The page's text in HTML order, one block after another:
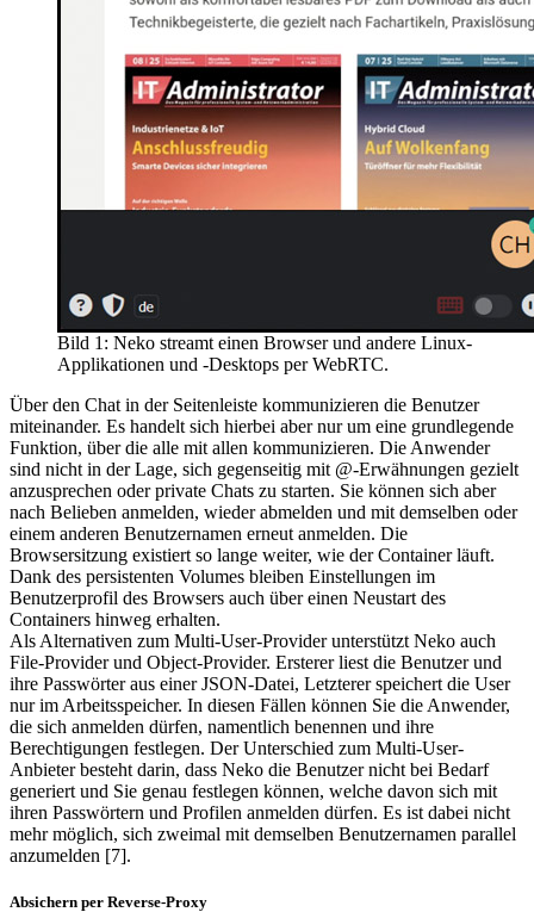
Bild 1: Neko streamt einen Browser und andere Linux-
Applikationen und -Desktops per WebRTC.
Über den Chat in der Seitenleiste kommunizieren die Benutzer
miteinander. Es handelt sich hierbei aber nur um eine grundlegende
Funktion, über die alle mit allen kommunizieren. Die Anwender
sind nicht in der Lage, sich gegenseitig mit @-Erwähnungen gezielt
anzusprechen oder private Chats zu starten. Sie können sich aber
nach Belieben anmelden, wieder abmelden und mit demselben oder
einem anderen Benutzernamen erneut anmelden. Die
Browsersitzung existiert so lange weiter, wie der Container läuft.
Dank des persistenten Volumes bleiben Einstellungen im
Benutzerprofil des Browsers auch über einen Neustart des
Containers hinweg erhalten.
Als Alternativen zum Multi-User-Provider unterstützt Neko auch
File-Provider und Object-Provider. Ersterer liest die Benutzer und
ihre Passwörter aus einer JSON-Datei, Letzterer speichert die User
nur im Arbeitsspeicher. In diesen Fällen können Sie die Anwender,
die sich anmelden dürfen, namentlich benennen und ihre
Berechtigungen festlegen. Der Unterschied zum Multi-User-
Anbieter besteht darin, dass Neko die Benutzer nicht bei Bedarf
generiert und Sie genau festlegen können, welche davon sich mit
ihren Passwörtern und Profilen anmelden dürfen. Es ist dabei nicht
mehr möglich, sich zweimal mit demselben Benutzernamen parallel
anzumelden [7].
Absichern per Reverse-Proxy